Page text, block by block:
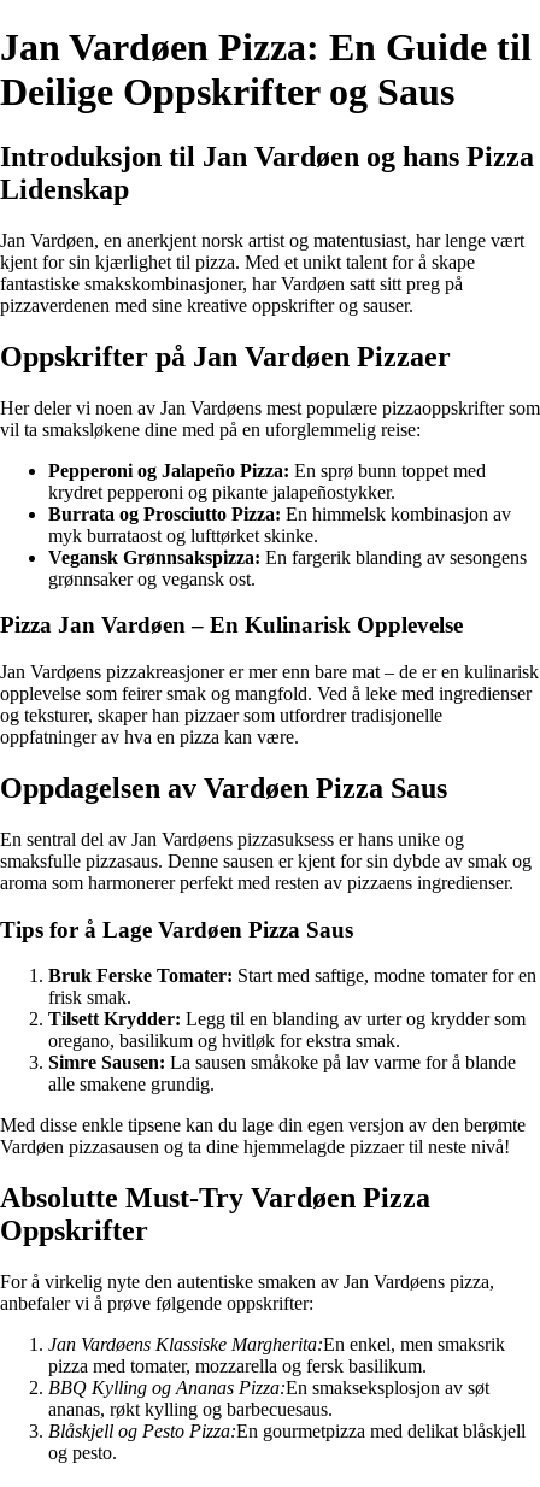
Jan Vardøen Pizza: En Guide til
Deilige Oppskrifter og Saus
Introduksjon til Jan Vardøen og hans Pizza
Lidenskap
Jan Vardøen, en anerkjent norsk artist og matentusiast, har lenge vært
kjent for sin kjærlighet til pizza. Med et unikt talent for å skape
fantastiske smakskombinasjoner, har Vardøen satt sitt preg på
pizzaverdenen med sine kreative oppskrifter og sauser.
Oppskrifter på Jan Vardøen Pizzaer
Her deler vi noen av Jan Vardøens mest populære pizzaoppskrifter som
vil ta smaksløkene dine med på en uforglemmelig reise:
Pepperoni og Jalapeño Pizza: En sprø bunn toppet med
krydret pepperoni og pikante jalapeñostykker.
Burrata og Prosciutto Pizza: En himmelsk kombinasjon av
myk burrataost og lufttørket skinke.
Vegansk Grønnsakspizza: En fargerik blanding av sesongens
grønnsaker og vegansk ost.
Pizza Jan Vardøen – En Kulinarisk Opplevelse
Jan Vardøens pizzakreasjoner er mer enn bare mat – de er en kulinarisk
opplevelse som feirer smak og mangfold. Ved å leke med ingredienser
og teksturer, skaper han pizzaer som utfordrer tradisjonelle
oppfatninger av hva en pizza kan være.
Oppdagelsen av Vardøen Pizza Saus
En sentral del av Jan Vardøens pizzasuksess er hans unike og
smaksfulle pizzasaus. Denne sausen er kjent for sin dybde av smak og
aroma som harmonerer perfekt med resten av pizzaens ingredienser.
Tips for å Lage Vardøen Pizza Saus
Bruk Ferske Tomater: Start med saftige, modne tomater for en
frisk smak.
Tilsett Krydder: Legg til en blanding av urter og krydder som
oregano, basilikum og hvitløk for ekstra smak.
Simre Sausen: La sausen småkoke på lav varme for å blande
alle smakene grundig.
Med disse enkle tipsene kan du lage din egen versjon av den berømte
Vardøen pizzasausen og ta dine hjemmelagde pizzaer til neste nivå!
Absolutte Must-Try Vardøen Pizza
Oppskrifter
For å virkelig nyte den autentiske smaken av Jan Vardøens pizza,
anbefaler vi å prøve følgende oppskrifter:
Jan Vardøens Klassiske Margherita:En enkel, men smaksrik
pizza med tomater, mozzarella og fersk basilikum.
BBQ Kylling og Ananas Pizza:En smakseksplosjon av søt
ananas, røkt kylling og barbecuesaus.
Blåskjell og Pesto Pizza:En gourmetpizza med delikat blåskjell
og pesto.